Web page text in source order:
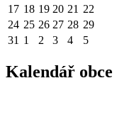
17 18 19 20 21 22
24 25 26 27 28 29
31 1 2 3 4 5
Kalendář obce